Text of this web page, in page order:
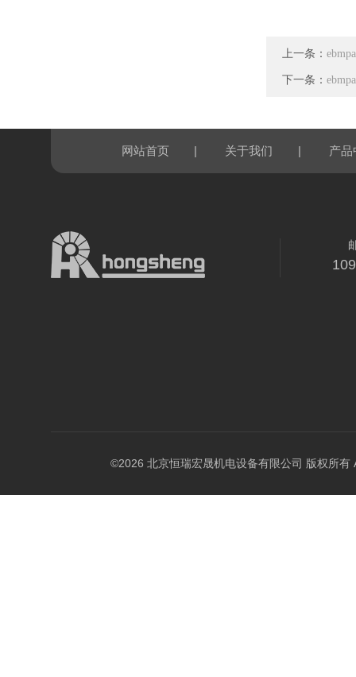
上一条：
下一条：
网站首页 | 关于我们 | 产品
©2026 北京恒瑞宏晟机电设备有限公司 版权所有